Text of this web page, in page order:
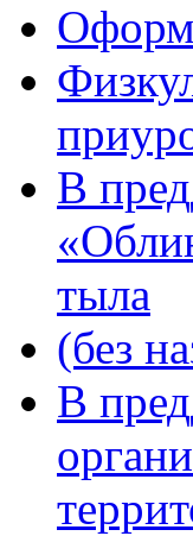
В
тыла
(без
В